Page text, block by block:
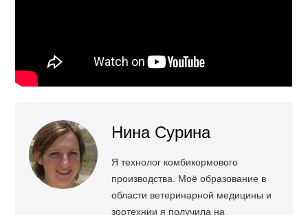
Нина Сурина
Я технолог комбикормового
производства. Моё образование в
области ветеринарной медицины и
зоотехнии я получила на